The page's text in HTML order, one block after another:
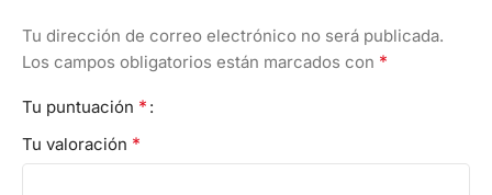
Tu dirección de correo electrónico no será publicada.
Los campos obligatorios están marcados con *
Tu puntuación *
Tu valoración *